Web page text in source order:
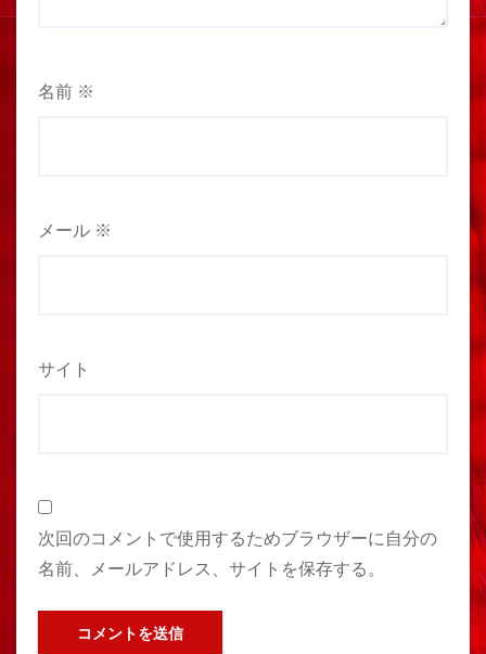
名前 ※
メール ※
サイト
次回のコメントで使用するためブラウザーに自分の
名前、メールアドレス、サイトを保存する。